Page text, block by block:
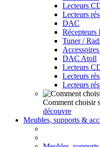
Lecteurs
Lecteurs
DAC
Récepteurs
Tuner /
DAC Atoll
Lecteurs
Lecteurs
Lecteurs
Comment choisir
découvre
Meubles, supports &